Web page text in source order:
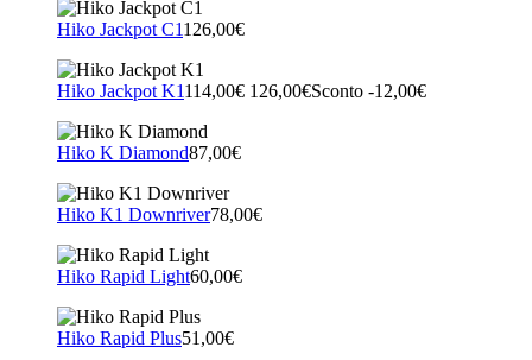
Hiko Jackpot C1126,00€
Hiko Jackpot K1114,00€ 126,00€Sconto -12,00€
Hiko K Diamond87,00€
Hiko K1 Downriver78,00€
Hiko Rapid Light60,00€
Hiko Rapid Plus51,00€